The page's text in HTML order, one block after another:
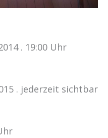
. 19:00 Uhr
. jederzeit sichtbar